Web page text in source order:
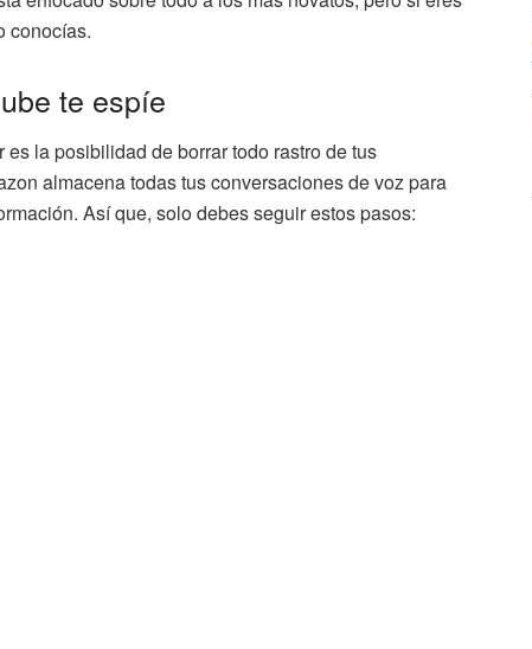
conocías.
te espíe
la posibilidad de borrar todo rastro de tus
almacena todas tus conversaciones de voz para
Así que, solo debes seguir estos pasos: